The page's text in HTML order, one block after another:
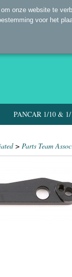
PANCAR 1/10 &
> Parts Team
onze website te
voor het